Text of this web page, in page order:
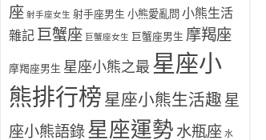
座 射手座女生 射手座男生 小熊愛亂問 小熊生活
雜記 巨蟹座 巨蟹座女生 巨蟹座男生 摩羯座
摩羯座男生 星座小熊之最 星座小
熊排行榜 星座小熊生活趣 星
座小熊語錄星座運勢 水瓶座 水